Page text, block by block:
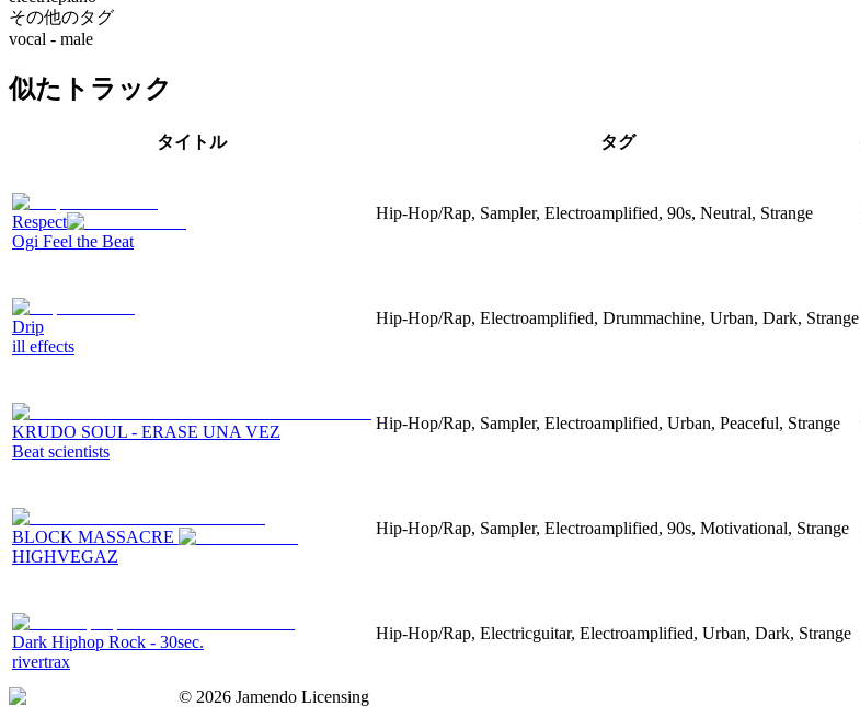
その他のタグ
vocal - male
似たトラック
タイトル タグ
Respect
Ogi Feel the Beat
Hip-Hop/Rap, Sampler, Electroamplified, 90s, Neutral, Strange
Drip
ill effects
Hip-Hop/Rap, Electroamplified, Drummachine, Urban, Dark, Strange
KRUDO SOUL - ERASE UNA VEZ
Beat scientists
Hip-Hop/Rap, Sampler, Electroamplified, Urban, Peaceful, Strange
BLOCK MASSACRE
HIGHVEGAZ
Hip-Hop/Rap, Sampler, Electroamplified, 90s, Motivational, Strange
Dark Hiphop Rock - 30sec.
rivertrax
Hip-Hop/Rap, Electricguitar, Electroamplified, Urban, Dark, Strange
© 2026 Jamendo Licensing